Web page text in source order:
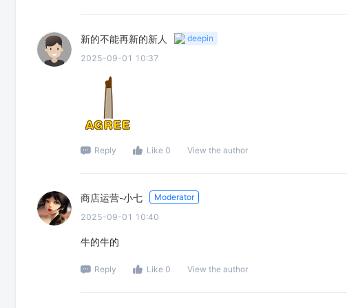
新的不能再新的新人
deepin
2025-09-01 10:37
Reply Like 0 View the author
商店运营-小七
Moderator
2025-09-01 10:40
牛的牛的
Reply Like 0 View the author